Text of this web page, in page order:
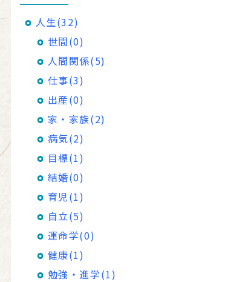
人生(32)
世間(0)
人間関係(5)
仕事(3)
出産(0)
家・家族(2)
病気(2)
目標(1)
結婚(0)
育児(1)
自立(5)
運命学(0)
健康(1)
勉強・進学(1)